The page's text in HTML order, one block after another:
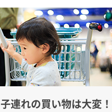
子連れの買い物は大変！